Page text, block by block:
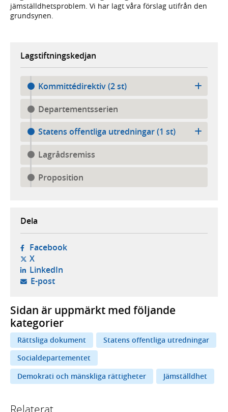
jämställdhetsproblem. Vi har lagt våra förslag utifrån den
grundsynen.
Lagstiftningskedjan
Kommittédirektiv (2 st)
Departementsserien
Statens offentliga utredningar (1 st)
Lagrådsremiss
Proposition
Dela
Facebook- öppnas i ny flik, extern webbplats,
X- öppnas i ny flik, extern webbplats,
LinkedIn- öppnas i ny flik, extern webbplats,
E-post- öppnar din e-postklient,
Sidan är uppmärkt med följande
kategorier
Rättsliga dokument
Statens offentliga utredningar
Socialdepartementet
Demokrati och mänskliga rättigheter
Jämställdhet
Relaterat